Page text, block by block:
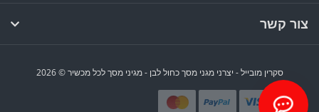
צור קשר
סקרין מובייל - יצרני מגני מסך כחול לבן - מגיני מסך לכל מכשיר © 2026